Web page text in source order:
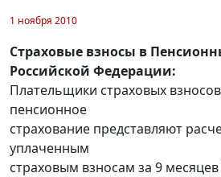
1 ноября 2010
Страховые взносы в
Российской Федерации:
Плательщики страховых
пенсионное
страхование представляют
уплаченным
страховым взносам за 9 месяцев